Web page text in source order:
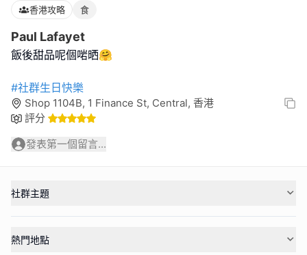
香港攻略 食
Paul Lafayet
飯後甜品呢個啱晒🤗
#社群生日快樂
Shop 1104B, 1 Finance St, Central, 香港
評分
發表第一個留言...
社群主題
熱門地點